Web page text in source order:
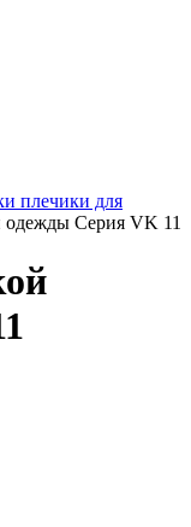
плечики для
Серия VK 11